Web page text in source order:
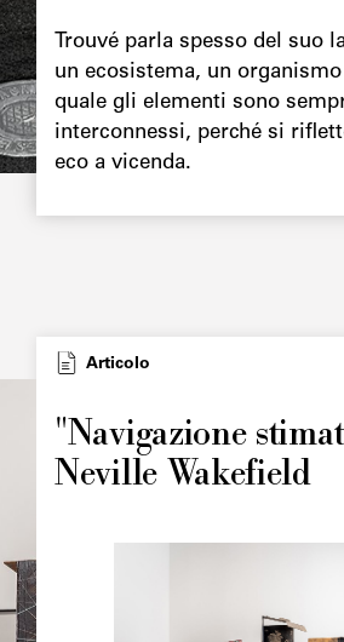
Trouvé parla spesso del suo
un ecosistema, un
quale gli elementi sono
interconnessi, perché si
eco a vicenda.
TypeArticolo
"Navigazione
Neville Wakefield